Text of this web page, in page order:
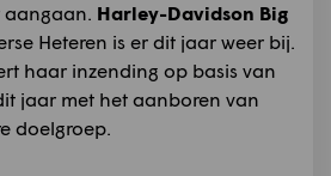
aangaan. Harley-Davidson Big
Heteren is er dit jaar weer bij.
haar inzending op basis van
jaar met het aanboren van
doelgroep.